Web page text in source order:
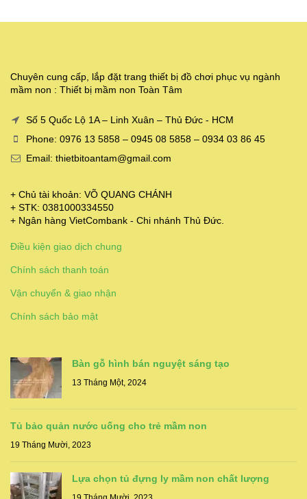
Chuyên cung cấp, lắp đặt trang thiết bị đồ chơi phục vụ ngành
mầm non : Thiết bị mầm non Toàn Tâm
Số 5 Quốc Lộ 1A – Linh Xuân – Thủ Đức - HCM
Phone: 0976 13 5858 – 0945 08 5858 – 0934 03 86 45
Email: thietbitoantam@gmail.com
+ Chủ tài khoản: VÕ QUANG CHÁNH
+ STK: 0381000334550
+ Ngân hàng VietCombank - Chi nhánh Thủ Đức.
Điều kiện giao dịch chung
Chính sách thanh toán
Vận chuyển & giao nhận
Chính sách bảo mật
Bàn gỗ hình bán nguyệt sáng tạo
13 Tháng Một, 2024
Tủ bảo quản nước uống cho trẻ mầm non
19 Tháng Mười, 2023
Lựa chọn tủ đựng ly mầm non chất lượng